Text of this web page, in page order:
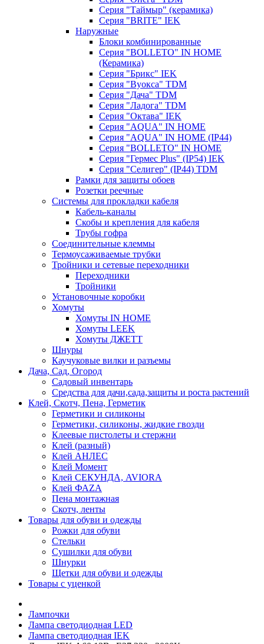
Серия "Таймыр" (керамика)
Серия "BRITE" IEK
Наружные
Блоки комбинированные
Серия "BОLLETO" IN HOME
(Керамика)
Серия "Брикс" IEK
Серия "Вуокса" TDM
Серия "Дача" TDM
Серия "Ладога" TDM
Серия "Октава" IEK
Серия "AQUA" IN HOME
Серия "AQUA" IN HOME (IP44)
Серия "BОLLETO" IN HOME
Серия "Гермес Plus" (IP54) IEK
Серия "Селигер" (IP44) TDM
Рамки для защиты обоев
Розетки реечные
Системы для прокладки кабеля
Кабель-каналы
Скобы и крепления для кабеля
Трубы гофра
Соединительные клеммы
Термоусаживаемые трубки
Тройники и сетевые переходники
Переходники
Тройники
Установочные коробки
Хомуты
Хомуты IN HOME
Хомуты LEEK
Хомуты ДЖЕТТ
Шнуры
Каучуковые вилки и разъемы
Дача, Сад, Огород
Садовый инвентарь
Средства для дачи,сада,защиты и роста растений
Клей, Скотч, Пена, Герметик
Герметики и силиконы
Герметики, силиконы, жидкие гвозди
Клеевые пистолеты и стержни
Клей (разный)
Клей АНЛЕС
Клей Момент
Клей СЕКУНДА, AVIORA
Клей ФАZА
Пена монтажная
Скотч, ленты
Товары для обуви и одежды
Рожки для обуви
Стельки
Сушилки для обуви
Шнурки
Щетки для обуви и одежды
Товары с уценкой
Лампочки
Лампа светодиодная LED
Лампа светодиодная IEK